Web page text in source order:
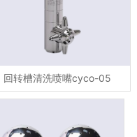
回转槽清洗喷嘴cyco-05